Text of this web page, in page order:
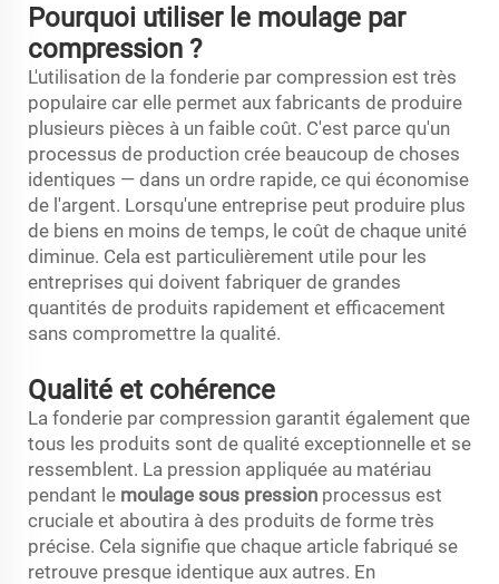
Pourquoi utiliser le moulage par
compression ?
L'utilisation de la fonderie par compression est très
populaire car elle permet aux fabricants de produire
plusieurs pièces à un faible coût. C'est parce qu'un
processus de production crée beaucoup de choses
identiques — dans un ordre rapide, ce qui économise
de l'argent. Lorsqu'une entreprise peut produire plus
de biens en moins de temps, le coût de chaque unité
diminue. Cela est particulièrement utile pour les
entreprises qui doivent fabriquer de grandes
quantités de produits rapidement et efficacement
sans compromettre la qualité.
Qualité et cohérence
La fonderie par compression garantit également que
tous les produits sont de qualité exceptionnelle et se
ressemblent. La pression appliquée au matériau
pendant le moulage sous pression processus est
cruciale et aboutira à des produits de forme très
précise. Cela signifie que chaque article fabriqué se
retrouve presque identique aux autres. En